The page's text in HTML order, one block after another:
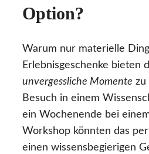
Option?
Warum nur materielle
Erlebnisgeschenke bieten
unvergessliche Momente zu
Besuch in einem
ein Wochenende bei
Workshop könnten das
einen wissensbegierigen